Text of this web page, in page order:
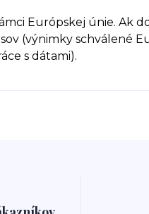
Európskej únie. Ak
(výnimky schválené
s dátami).